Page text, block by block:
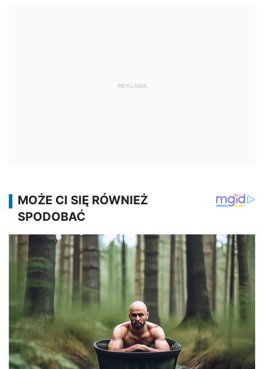
REKLAMA